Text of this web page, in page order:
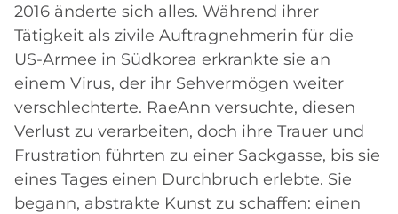
2016 änderte sich alles. Während ihrer
Tätigkeit als zivile Auftragnehmerin für die
US-Armee in Südkorea erkrankte sie an
einem Virus, der ihr Sehvermögen weiter
verschlechterte. RaeAnn versuchte, diesen
Verlust zu verarbeiten, doch ihre Trauer und
Frustration führten zu einer Sackgasse, bis sie
eines Tages einen Durchbruch erlebte. Sie
begann, abstrakte Kunst zu schaffen: einen